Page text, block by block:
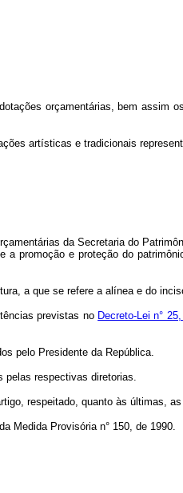
orçamentárias, bem assim
artísticas e tradicionais
da Secretaria do
promoção e proteção do
a que se refere a alínea e do
previstas no Decreto-Lei n°
pelo Presidente da República.
pelas respectivas diretorias.
respeitado, quanto às últimas,
Medida Provisória n° 150, de 1990.